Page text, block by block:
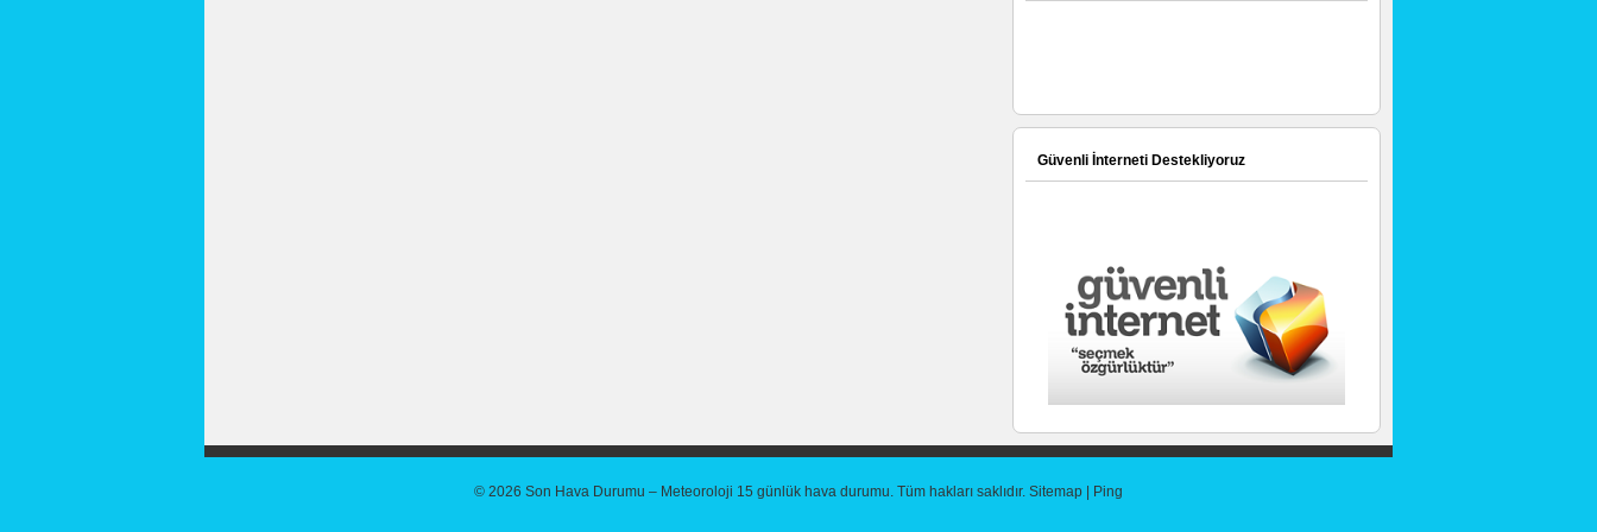
Güvenli İnterneti Destekliyoruz
© 2026 Son Hava Durumu – Meteoroloji 15 günlük hava durumu. Tüm hakları saklıdır. Sitemap Ping